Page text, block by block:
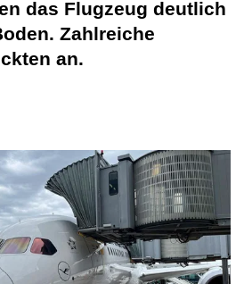
das Flugzeug deutlich
Zahlreiche
an.